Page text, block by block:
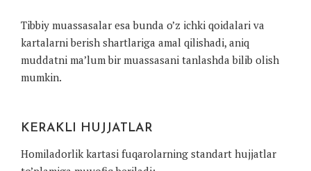
Tibbiy muassasalar esa bunda o’z ichki qoidalari va
kartalarni berish shartlariga amal qilishadi, aniq
muddatni ma’lum bir muassasani tanlashda bilib olish
mumkin.
KERAKLI HUJJATLAR
Homiladorlik kartasi fuqarolarning standart hujjatlar